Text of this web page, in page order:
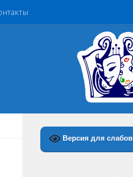
Версия для